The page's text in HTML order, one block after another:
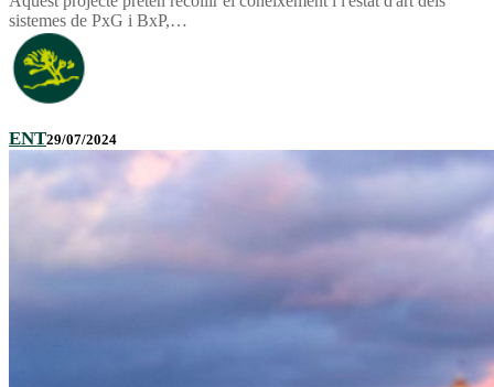
sistemes de PxG i BxP,…
ENT29/07/2024